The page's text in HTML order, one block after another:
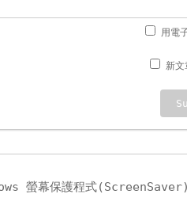
用電
新文
螢幕保護程式(ScreenSaver)